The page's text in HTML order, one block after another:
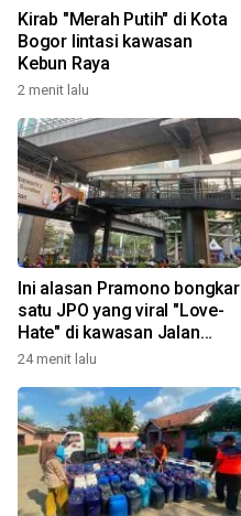
Kirab "Merah Putih" di Kota
Bogor lintasi kawasan
Kebun Raya
2 menit lalu
Ini alasan Pramono bongkar
satu JPO yang viral "Love-
Hate" di kawasan Jalan
Rasuna Said
24 menit lalu